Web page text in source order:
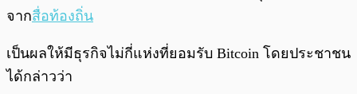
จากสื่อท้องถิ่น
เป็นผลให้มีธุรกิจไม่กี่แห่งที่ยอมรับ Bitcoin โดยประชาชน
ได้กล่าวว่า